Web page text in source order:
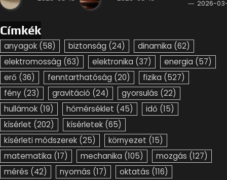
2026-
Címkék
anyagok (58) biztonság (24) dinamika (62)
elektromosság (63) elektronika (37) energia (57)
erő (36) fenntarthatóság (20) fizika (527)
fény (23) gravitáció (24) gyorsulás (22)
hullámok (19) hőmérséklet (45) idő (15)
kísérlet (202) kísérletek (65)
kísérleti módszerek (25) környezet (15)
matematika (17) mechanika (105) mozgás (127)
mérés (42) nyomás (17) oktatás (116)